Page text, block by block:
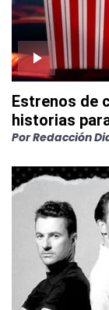
Estrenos de
historias
PorRedacción